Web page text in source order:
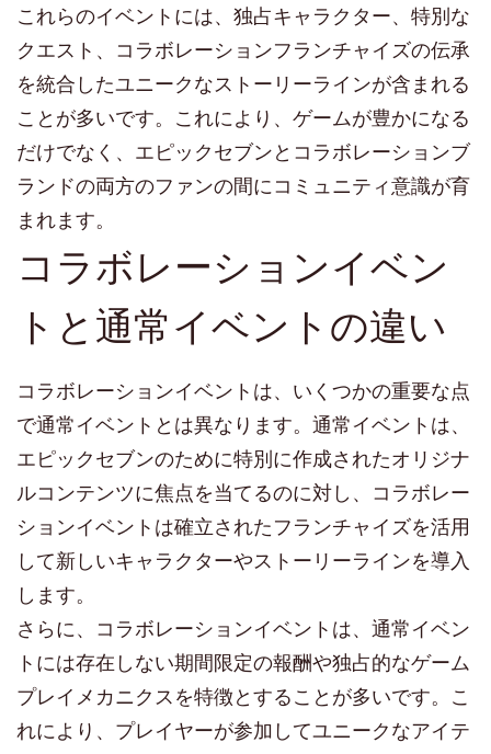
これらのイベントには、独占キャラクター、特別な
クエスト、コラボレーションフランチャイズの伝承
を統合したユニークなストーリーラインが含まれる
ことが多いです。これにより、ゲームが豊かになる
だけでなく、エピックセブンとコラボレーションブ
ランドの両方のファンの間にコミュニティ意識が育
まれます。
コラボレーションイベン
トと通常イベントの違い
コラボレーションイベントは、いくつかの重要な点
で通常イベントとは異なります。通常イベントは、
エピックセブンのために特別に作成されたオリジナ
ルコンテンツに焦点を当てるのに対し、コラボレー
ションイベントは確立されたフランチャイズを活用
して新しいキャラクターやストーリーラインを導入
します。
さらに、コラボレーションイベントは、通常イベン
トには存在しない期間限定の報酬や独占的なゲーム
プレイメカニクスを特徴とすることが多いです。こ
れにより、プレイヤーが参加してユニークなアイテ